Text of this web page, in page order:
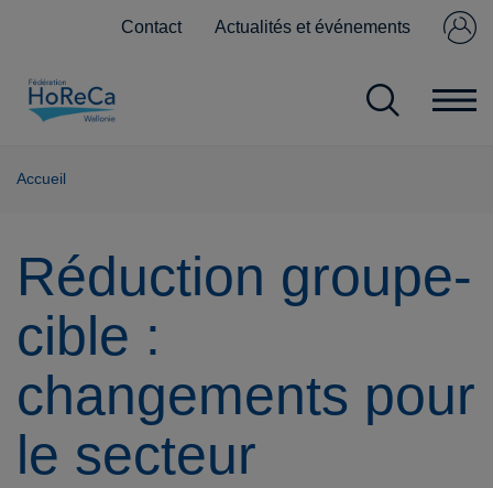
Contact Actualités et événements
membre ?
Accueil
Réduction groupe-
cible :
changements pour
le secteur